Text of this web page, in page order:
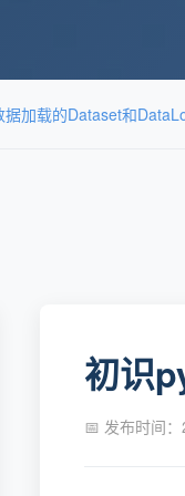
加载的Dataset和
初识
📅 发布时间